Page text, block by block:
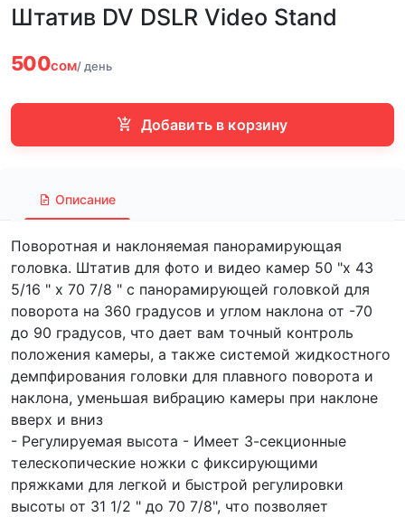
Штатив DV DSLR Video Stand
500сом/ день
Добавить в корзину
Описание
Поворотная и наклоняемая панорамирующая
головка. Штатив для фото и видео камер 50 "x 43
5/16 " x 70 7/8 " с панорамирующей головкой для
поворота на 360 градусов и углом наклона от -70
до 90 градусов, что дает вам точный контроль
положения камеры, а также системой жидкостного
демпфирования головки для плавного поворота и
наклона, уменьшая вибрацию камеры при наклоне
вверх и вниз
- Регулируемая высота - Имеет 3-секционные
телескопические ножки с фиксирующими
пряжками для легкой и быстрой регулировки
высоты от 31 1/2 " до 70 7/8", что позволяет